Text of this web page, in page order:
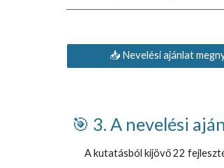
📥 Nevelési ajánlat
🎯 3. A nevelési
A kutatásból kijövő 22